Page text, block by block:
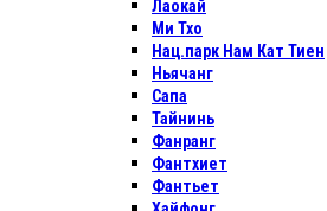
Лаокай
Ми Тхо
Нац.парк Нам Кат Тиен
Ньячанг
Сапа
Тайнинь
Фанранг
Фантхиет
Фантьет